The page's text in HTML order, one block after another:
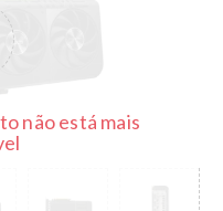
não está mais